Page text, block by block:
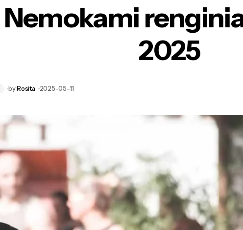
Nemokami
2025
byRosita 2025-05-11